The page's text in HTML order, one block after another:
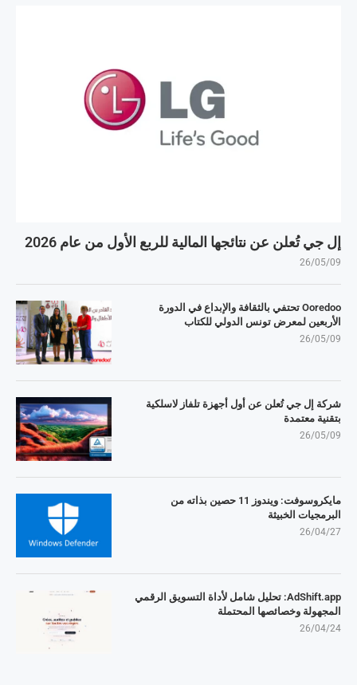
إل جي تُعلن عن نتائجها المالية للربع الأول من عام 2026
26/05/09
Ooredoo تحتفي بالثقافة والإبداع في الدورة
الأربعين لمعرض تونس الدولي للكتاب
26/05/09
شركة إل جي تُعلن عن أول أجهزة تلفاز لاسلكية
بتقنية معتمدة
26/05/09
مايكروسوفت: ويندوز 11 حصين بذاته من
البرمجيات الخبيثة
26/04/27
AdShift.app: تحليل شامل لأداة التسويق الرقمي
المجهولة وخصائصها المحتملة
26/04/24